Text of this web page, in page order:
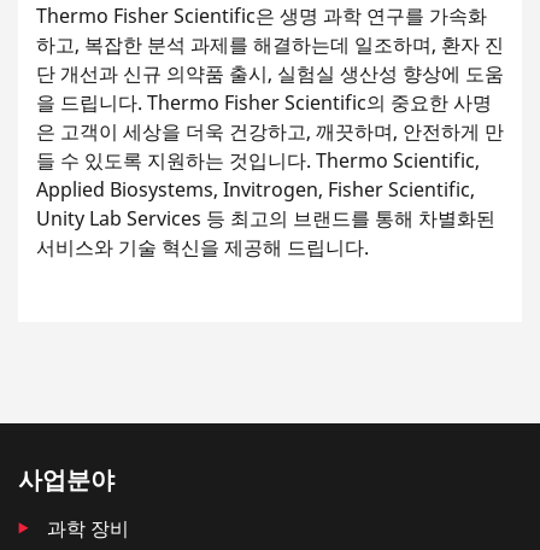
Thermo Fisher Scientific은 생명 과학 연구를 가속화
하고, 복잡한 분석 과제를 해결하는데 일조하며, 환자 진
단 개선과 신규 의약품 출시, 실험실 생산성 향상에 도움
을 드립니다. Thermo Fisher Scientific의 중요한 사명
은 고객이 세상을 더욱 건강하고, 깨끗하며, 안전하게 만
들 수 있도록 지원하는 것입니다. Thermo Scientific,
Applied Biosystems, Invitrogen, Fisher Scientific,
Unity Lab Services 등 최고의 브랜드를 통해 차별화된
서비스와 기술 혁신을 제공해 드립니다.
사업분야
과학 장비